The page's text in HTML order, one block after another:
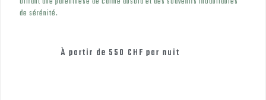
de sérénité.
À partir de 550 CHF par nuit